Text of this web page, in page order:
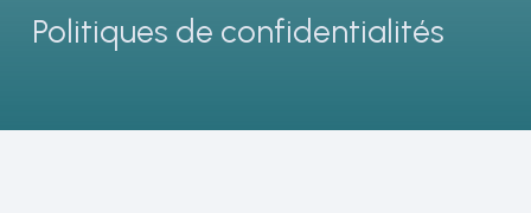
Politiques de confidentialités